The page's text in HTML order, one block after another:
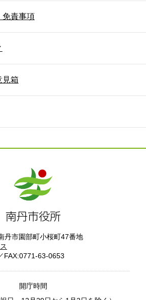
免責事項
見箱
丹市園部町小桜町47番地
FAX:0771-63-0653
開庁時間